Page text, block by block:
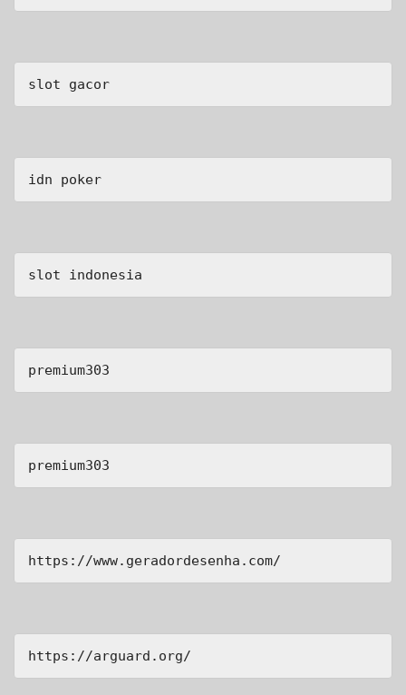
slot gacor
idn poker
slot indonesia
premium303
premium303
https://www.geradordesenha.com/
https://arguard.org/